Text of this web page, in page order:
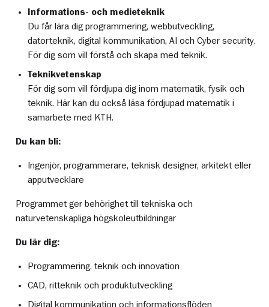
Informations- och medieteknik
Du får lära dig programmering, webbutveckling,
datorteknik, digital kommunikation, AI och Cyber security.
För dig som vill förstå och skapa med teknik.
Teknikvetenskap
För dig som vill fördjupa dig inom matematik, fysik och
teknik. Här kan du också läsa fördjupad matematik i
samarbete med KTH.
Du kan bli:
Ingenjör, programmerare, teknisk designer, arkitekt eller
apputvecklare
Programmet ger behörighet till tekniska och
naturvetenskapliga högskoleutbildningar
Du lär dig:
Programmering, teknik och innovation
CAD, ritteknik och produktutveckling
Digital kommunikation och informationsflöden